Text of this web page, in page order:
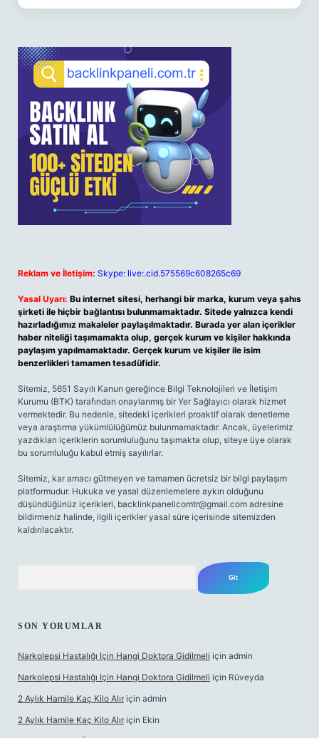
Reklam ve İletişim: Skype: live:.cid.575569c608265c69
Yasal Uyarı: Bu internet sitesi, herhangi bir marka, kurum veya şahıs
şirketi ile hiçbir bağlantısı bulunmamaktadır. Sitede yalnızca kendi
hazırladığımız makaleler paylaşılmaktadır. Burada yer alan içerikler
haber niteliği taşımamakta olup, gerçek kurum ve kişiler hakkında
paylaşım yapılmamaktadır. Gerçek kurum ve kişiler ile isim
benzerlikleri tamamen tesadüfidir.
Sitemiz, 5651 Sayılı Kanun gereğince Bilgi Teknolojileri ve İletişim
Kurumu (BTK) tarafından onaylanmış bir Yer Sağlayıcı olarak hizmet
vermektedir. Bu nedenle, sitedeki içerikleri proaktif olarak denetleme
veya araştırma yükümlülüğümüz bulunmamaktadır. Ancak, üyelerimiz
yazdıkları içeriklerin sorumluluğunu taşımakta olup, siteye üye olarak
bu sorumluluğu kabul etmiş sayılırlar.
Sitemiz, kar amacı gütmeyen ve tamamen ücretsiz bir bilgi paylaşım
platformudur. Hukuka ve yasal düzenlemelere aykırı olduğunu
düşündüğünüz içerikleri, backlinkpanelicomtr@gmail.com adresine
bildirmeniz halinde, ilgili içerikler yasal süre içerisinde sitemizden
kaldırılacaktır.
SON YORUMLAR
Narkolepsi Hastalığı Için Hangi Doktora Gidilmeli için admin
Narkolepsi Hastalığı Için Hangi Doktora Gidilmeli için Rüveyda
2 Aylık Hamile Kaç Kilo Alır için admin
2 Aylık Hamile Kaç Kilo Alır için Ekin